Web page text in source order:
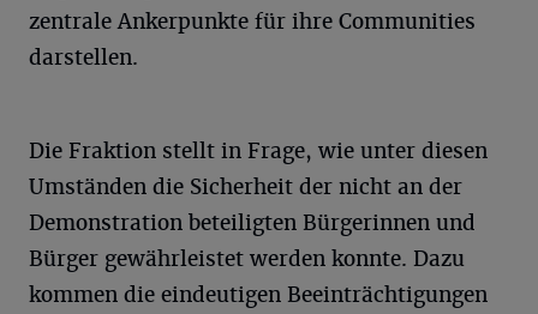
zentrale Ankerpunkte für ihre Communities
darstellen.
Die Fraktion stellt in Frage, wie unter diesen
Umständen die Sicherheit der nicht an der
Demonstration beteiligten Bürgerinnen und
Bürger gewährleistet werden konnte. Dazu
kommen die eindeutigen Beeinträchtigungen